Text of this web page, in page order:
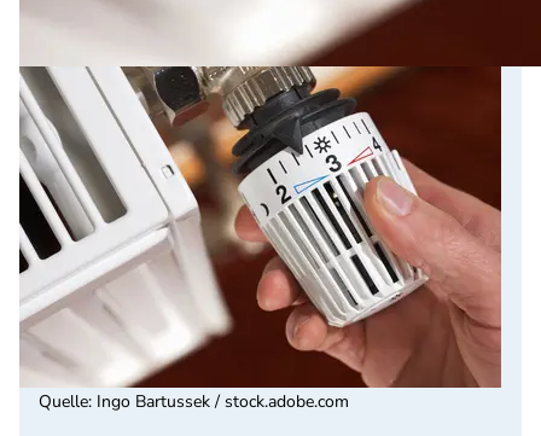
Quelle: Ingo Bartussek / stock.adobe.com